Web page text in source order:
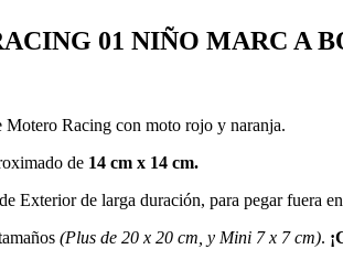
01 NIÑO MARC A
Motero Racing con moto rojo y naranja.
de 14 cm x 14 cm.
Exterior de larga duración, para pegar fuera
(Plus de 20 x 20 cm, y Mini 7 x 7 cm).